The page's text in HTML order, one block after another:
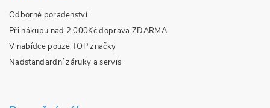
Odborné poradenství
Při nákupu nad 2.000Kč doprava ZDARMA
V nabídce pouze TOP značky
Nadstandardní záruky a servis